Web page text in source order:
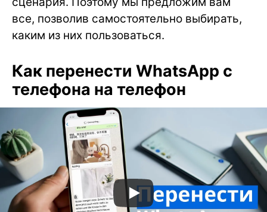
все, позволив самостоятельно выбирать,
каким из них пользоваться.
Как перенести WhatsApp с
телефона на телефон